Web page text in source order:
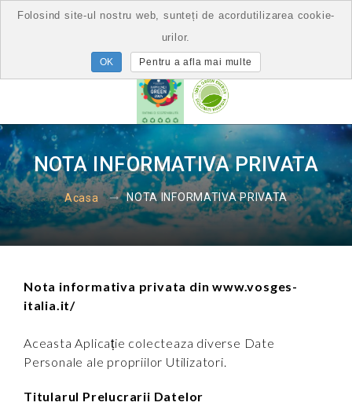
NOTA INFORMATIVA PRIVATA
Acasa NOTA INFORMATIVA PRIVATA
Nota informativa privata din www.vosges-
italia.it/
Aceasta Aplicație colecteaza diverse Date
Personale ale propriilor Utilizatori.
Titularul Prelucrarii Datelor
Folosind site-ul nostru web, sunteți de acordutilizarea cookie-
urilor.
Pentru a afla mai multe